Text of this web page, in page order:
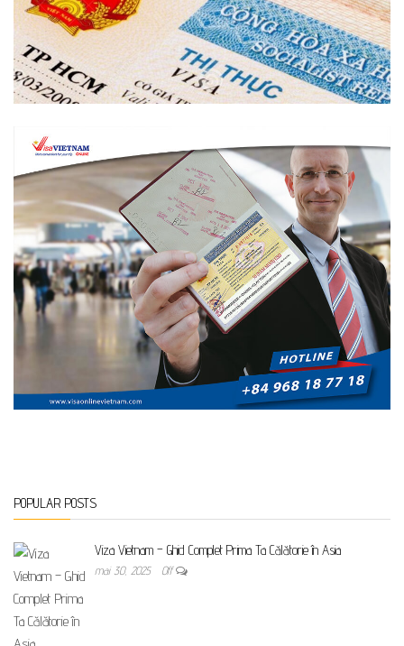
POPULAR POSTS
Viza Vietnam – Ghid Complet Prima Ta Călătorie în Asia
mai 30, 2025 Off